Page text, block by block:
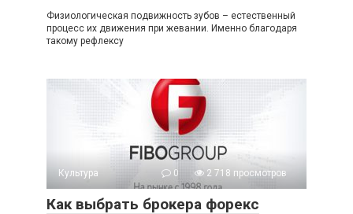
Физиологическая подвижность зубов – естественный
процесс их движения при жевании. Именно благодаря
такому рефлексу
Культура 0 2 718 просмотров
Как выбрать брокера форекс